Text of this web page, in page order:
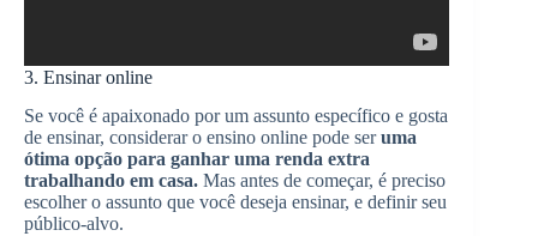
3. Ensinar online
Se você é apaixonado por um assunto específico e gosta
de ensinar, considerar o ensino online pode seruma
ótima opção para ganhar uma renda extra
trabalhando em casa. Mas antes de começar, é preciso
escolher o assunto que você deseja ensinar, e definir seu
público-alvo.